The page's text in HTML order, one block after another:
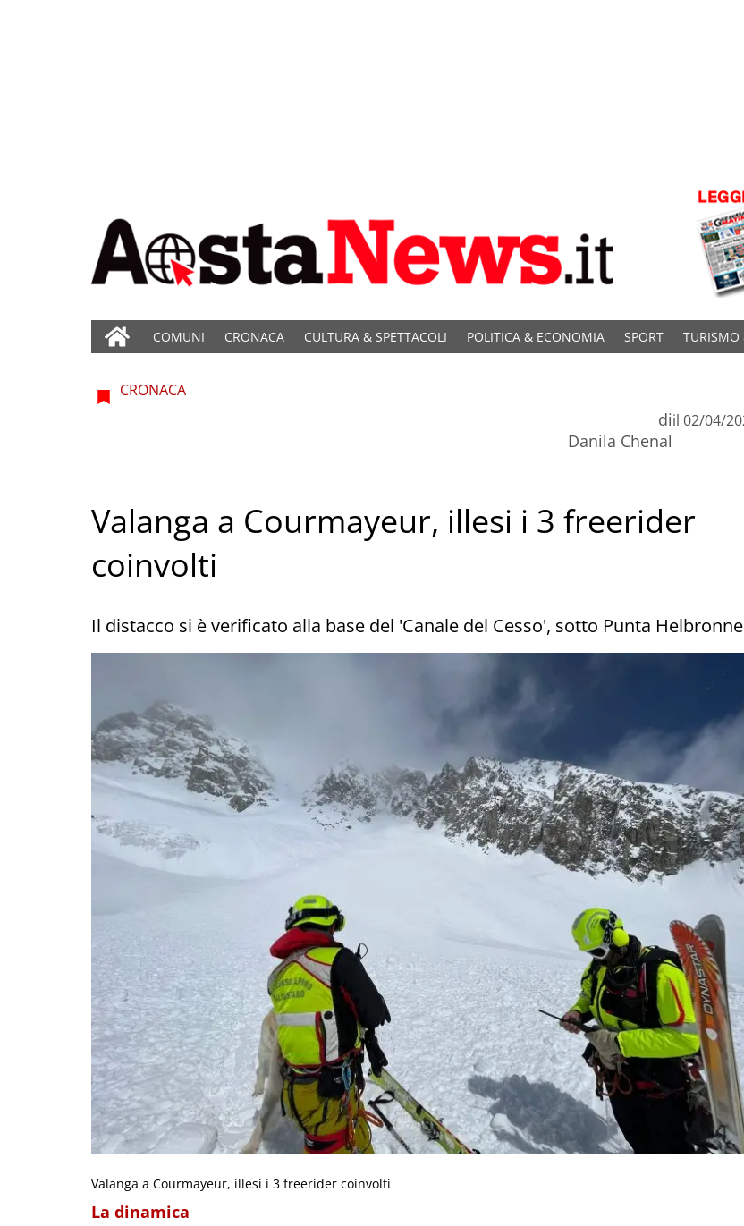
COMUNI CRONACA CULTURA & SPETTACOLI POLITICA & ECONOMIA SPORT TURISMO
CRONACA
di
Danila Chenal
il 02/04/
Valanga a Courmayeur, illesi i 3 freerider
coinvolti
Il distacco si è verificato alla base del 'Canale del Cesso', sotto Punta
Valanga a Courmayeur, illesi i 3 freerider coinvolti
La dinamica